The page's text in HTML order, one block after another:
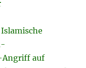
Angriff auf